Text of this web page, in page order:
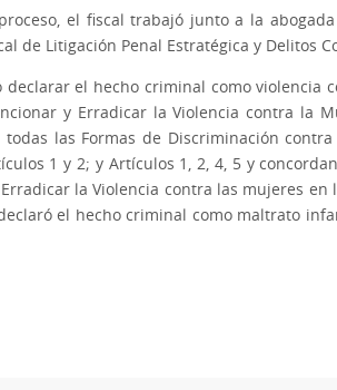
el fiscal trabajó junto a la
de Litigación Penal Estratégica y Delitos
el hecho criminal como violencia
y Erradicar la Violencia contra la
las Formas de Discriminación
1 y 2; y Artículos 1, 2, 4, 5 y
la Violencia contra las mujeres
el hecho criminal como maltrato